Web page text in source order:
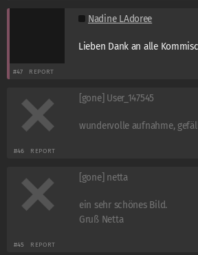
Nadine LAdoree
Lieben Dank an alle
#47 REPORT
[gone] User_147545
wundervolle aufnahme,
#46 REPORT
[gone] netta
ein sehr schönes Bild.
Gruß Netta
#45 REPORT